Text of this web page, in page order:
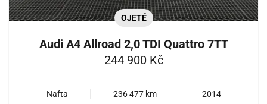
OJETÉ
Audi A4 Allroad 2,0 TDI Quattro 7TT
244 900 Kč
Nafta 236 477 km 2014